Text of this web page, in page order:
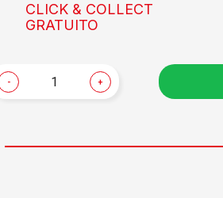
CLICK & COLLECT
GRATUITO
- +